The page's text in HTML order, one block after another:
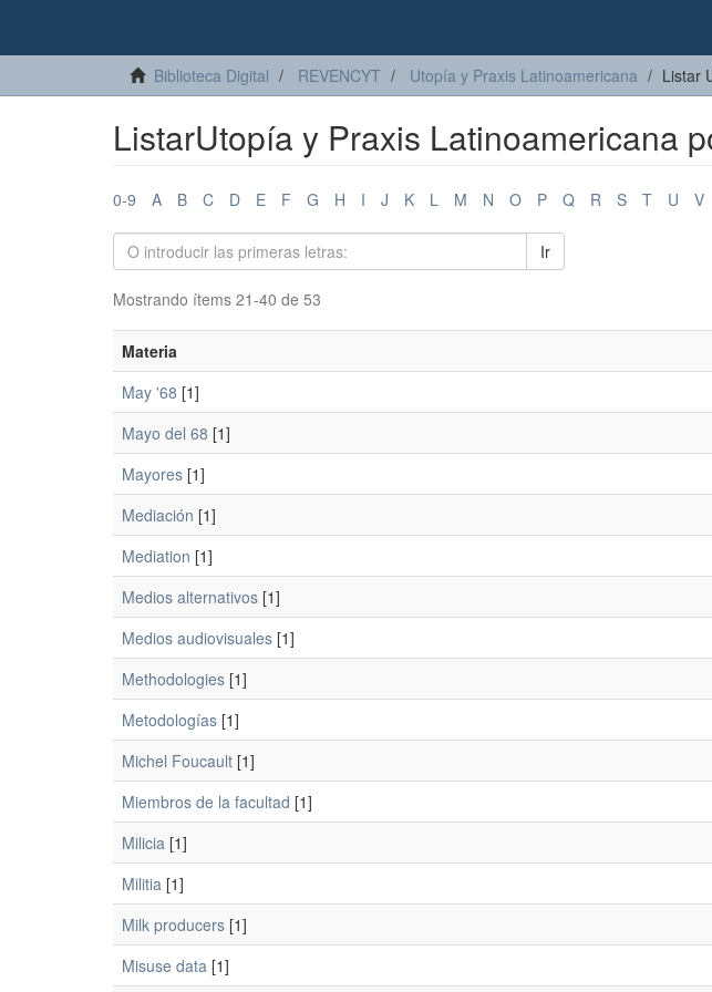
Biblioteca Digital REVENCYT Utopía y Praxis Latinoamericana Listar
ListarUtopía y Praxis Latinoamericana
0-9 A B C D E F G H I J K L M N O P Q R S T U V
Ir
Mostrando ítems 21-40 de 53
Materia
May '68 [1]
Mayo del 68 [1]
Mayores [1]
Mediación [1]
Mediation [1]
Medios alternativos [1]
Medios audiovisuales [1]
Methodologies [1]
Metodologías [1]
Michel Foucault [1]
Miembros de la facultad [1]
Milicia [1]
Militia [1]
Milk producers [1]
Misuse data [1]